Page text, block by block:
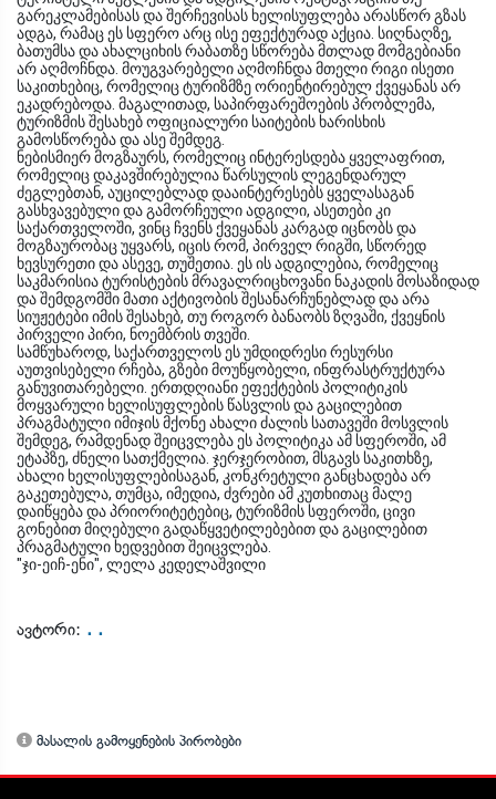
გარეკლამებისას და შერჩევისას ხელისუფლება არასწორ გზას
ადგა, რამაც ეს სფერო არც ისე ეფექტურად აქცია. სიღნაღზე,
ბათუმსა და ახალციხის რაბათზე სწორება მთლად მომგებიანი
არ აღმოჩნდა. მოუგვარებელი აღმოჩნდა მთელი რიგი ისეთი
საკითხებიც, რომელიც ტურიზმზე ორიენტირებულ ქვეყანას არ
ეკადრებოდა. მაგალითად, საპირფარეშოების პრობლემა,
ტურიზმის შესახებ ოფიციალური საიტების ხარისხის
გამოსწორება და ასე შემდეგ.
ნებისმიერ მოგზაურს, რომელიც ინტერესდება ყველაფრით,
რომელიც დაკავშირებულია წარსულის ლეგენდარულ
ძეგლებთან, აუცილებლად დააინტერესებს ყველასაგან
გასხვავებული და გამორჩეული ადგილი, ასეთები კი
საქართველოში, ვინც ჩვენს ქვეყანას კარგად იცნობს და
მოგზაურობაც უყვარს, იცის რომ, პირველ რიგში, სწორედ
ხევსურეთი და ასევე, თუშეთია. ეს ის ადგილებია, რომელიც
საკმარისია ტურისტების მრავალრიცხოვანი ნაკადის მოსაზიდად
და შემდგომში მათი აქტივობის შესანარჩუნებლად და არა
სიუჟეტები იმის შესახებ, თუ როგორ ბანაობს ზღვაში, ქვეყნის
პირველი პირი, ნოემბრის თვეში.
სამწუხაროდ, საქართველოს ეს უმდიდრესი რესურსი
აუთვისებელი რჩება, გზები მოუწყობელი, ინფრასტრუქტურა
განუვითარებელი. ერთდღიანი ეფექტების პოლიტიკის
მოყვარული ხელისუფლების წასვლის და გაცილებით
პრაგმატული იმიჯის მქონე ახალი ძალის სათავეში მოსვლის
შემდეგ, რამდენად შეიცვლება ეს პოლიტიკა ამ სფეროში, ამ
ეტაპზე, ძნელი სათქმელია. ჯერჯერობით, მსგავს საკითხზე,
ახალი ხელისუფლებისაგან, კონკრეტული განცხადება არ
გაკეთებულა, თუმცა, იმედია, ძვრები ამ კუთხითაც მალე
დაიწყება და პრიორიტეტებიც, ტურიზმის სფეროში, ცივი
გონებით მიღებული გადაწყვეტილებებით და გაცილებით
პრაგმატული ხედვებით შეიცვლება.
"ჯი-ეიჩ-ენი", ლელა კედელაშვილი
ავტორი: . .
მასალის გამოყენების პირობები